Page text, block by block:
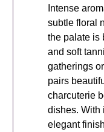
Intense
subtle floral
the palate is
and soft
gatherings
pairs
charcuterie
dishes. With
elegant